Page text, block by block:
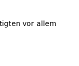
vor allem